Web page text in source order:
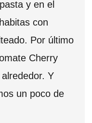
y en el
con
Por último
Cherry
Y
un poco de